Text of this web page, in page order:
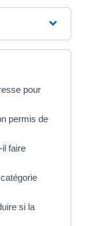
pour
permis de
il faire
si la